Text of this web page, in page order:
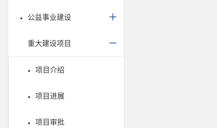
公益事业建设
重大建设项目
项目介绍
项目进展
项目审批